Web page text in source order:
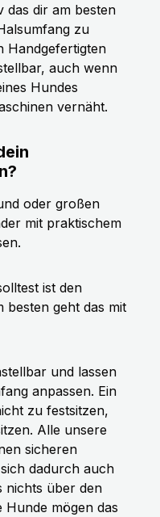
das dir am besten
zu
Handgefertigten
auch wenn
Hundes
vernäht.
oder großen
mit praktischem
ist den
besten geht das mit
und lassen
anpassen. Ein
zu festsitzen,
Alle unsere
sicheren
dadurch auch
nichts über den
Hunde mögen das